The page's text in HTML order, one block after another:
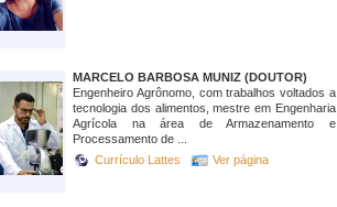
MARCELO BARBOSA MUNIZ (DOUTOR)
Engenheiro Agrônomo, com trabalhos voltados a
tecnologia dos alimentos, mestre em Engenharia
Agrícola na área de Armazenamento e
Processamento de ...
Currículo Lattes
Ver página